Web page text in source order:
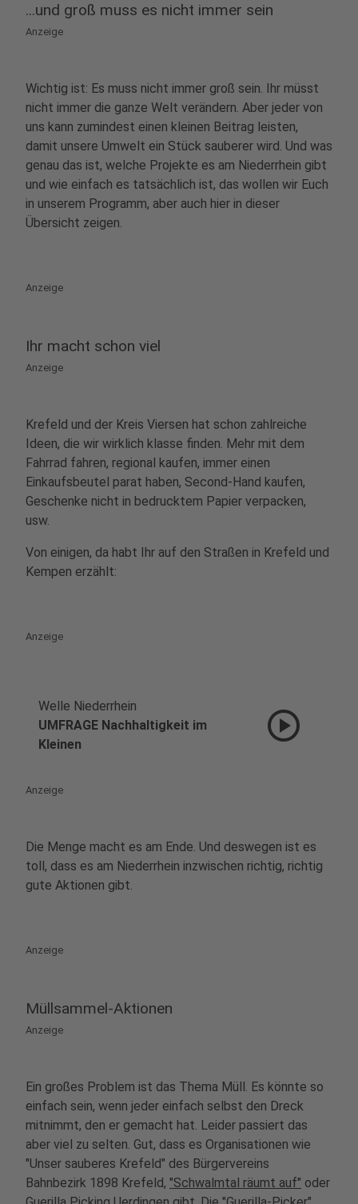
...und groß muss es nicht immer sein
Anzeige
Wichtig ist: Es muss nicht immer groß sein. Ihr müsst
nicht immer die ganze Welt verändern. Aber jeder von
uns kann zumindest einen kleinen Beitrag leisten,
damit unsere Umwelt ein Stück sauberer wird. Und was
genau das ist, welche Projekte es am Niederrhein gibt
und wie einfach es tatsächlich ist, das wollen wir Euch
in unserem Programm, aber auch hier in dieser
Übersicht zeigen.
Anzeige
Ihr macht schon viel
Anzeige
Krefeld und der Kreis Viersen hat schon zahlreiche
Ideen, die wir wirklich klasse finden. Mehr mit dem
Fahrrad fahren, regional kaufen, immer einen
Einkaufsbeutel parat haben, Second-Hand kaufen,
Geschenke nicht in bedrucktem Papier verpacken,
usw.
Von einigen, da habt Ihr auf den Straßen in Krefeld und
Kempen erzählt:
Anzeige
Welle Niederrhein
UMFRAGE Nachhaltigkeit im
Kleinen
play_circle
Anzeige
Die Menge macht es am Ende. Und deswegen ist es
toll, dass es am Niederrhein inzwischen richtig, richtig
gute Aktionen gibt.
Anzeige
Müllsammel-Aktionen
Anzeige
Ein großes Problem ist das Thema Müll. Es könnte so
einfach sein, wenn jeder einfach selbst den Dreck
mitnimmt, den er gemacht hat. Leider passiert das
aber viel zu selten. Gut, dass es Organisationen wie
"Unser sauberes Krefeld" des Bürgervereins
Bahnbezirk 1898 Krefeld, "Schwalmtal räumt auf" oder